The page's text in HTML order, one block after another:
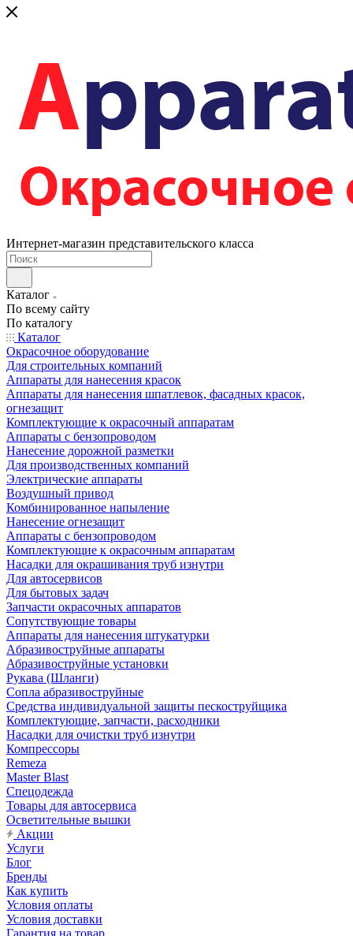
Интернет-магазин представительского класса
Каталог
По всему сайту
По каталогу
Каталог
Окрасочное оборудование
Для строительных компаний
Аппараты для нанесения красок
Аппараты для нанесения шпатлевок, фасадных красок,
огнезащит
Комплектующие к окрасочный аппаратам
Аппараты с бензопроводом
Нанесение дорожной разметки
Для производственных компаний
Электрические аппараты
Воздушный привод
Комбинированное напыление
Нанесение огнезащит
Аппараты с бензопроводом
Комплектующие к окрасочным аппаратам
Насадки для окрашивания труб изнутри
Для автосервисов
Для бытовых задач
Запчасти окрасочных аппаратов
Сопутствующие товары
Аппараты для нанесения штукатурки
Aбразивоструйные аппараты
Абразивоструйные установки
Рукава (Шланги)
Сопла абразивоструйные
Средства индивидуальной защиты пескоструйщика
Комплектующие, запчасти, расходники
Насадки для очистки труб изнутри
Компрессоры
Remeza
Master Blast
Спецодежда
Товары для автосервиса
Осветительные вышки
Акции
Услуги
Блог
Бренды
Как купить
Условия оплаты
Условия доставки
Гарантия на товар